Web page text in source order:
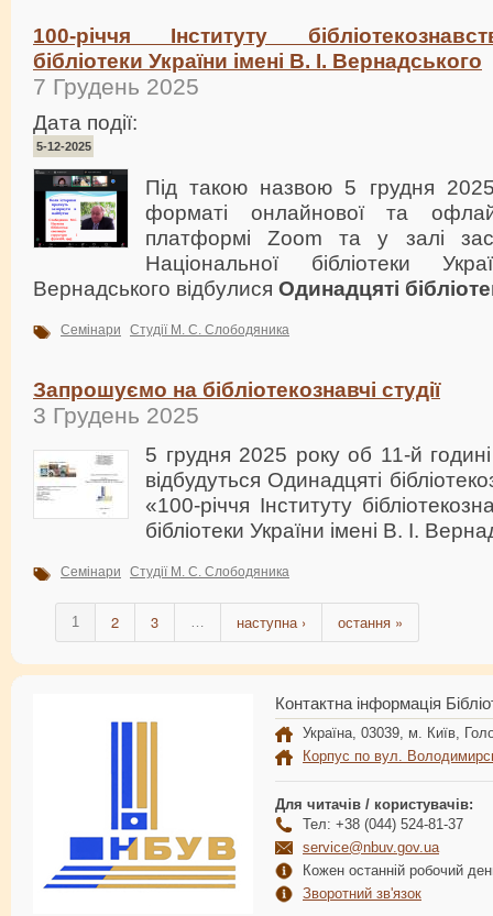
100-річчя Інституту
бібліотеки України імені В. І. Вернадського
7 Грудень 2025
Дата події:
5-12-2025
Під такою назвою 5 грудня
форматі онлайнової та
платформі Zoom та у залі
Національної бібліотеки
Вернадського відбулися Одинадцяті
Семінари Студії М. С. Слободяника
Запрошуємо на бібліотекознавчі студії
3 Грудень 2025
5 грудня 2025 року об 11-й
відбудуться Одинадцяті
«100-річчя Інституту
бібліотеки України імені В. І.
Семінари Студії М. С. Слободяника
1 2 3 наступна › остання »
Контактна інформація
Україна, 03039, м. Київ,
Корпус по вул.
Для читачів / користувачів:
Тел: +38 (044) 524-81-37
service@nbuv.gov.ua
Кожен останній робочий
Зворотний зв'язок